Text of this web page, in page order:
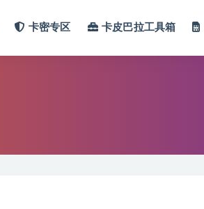
卡密专区 卡皮巴拉工具箱